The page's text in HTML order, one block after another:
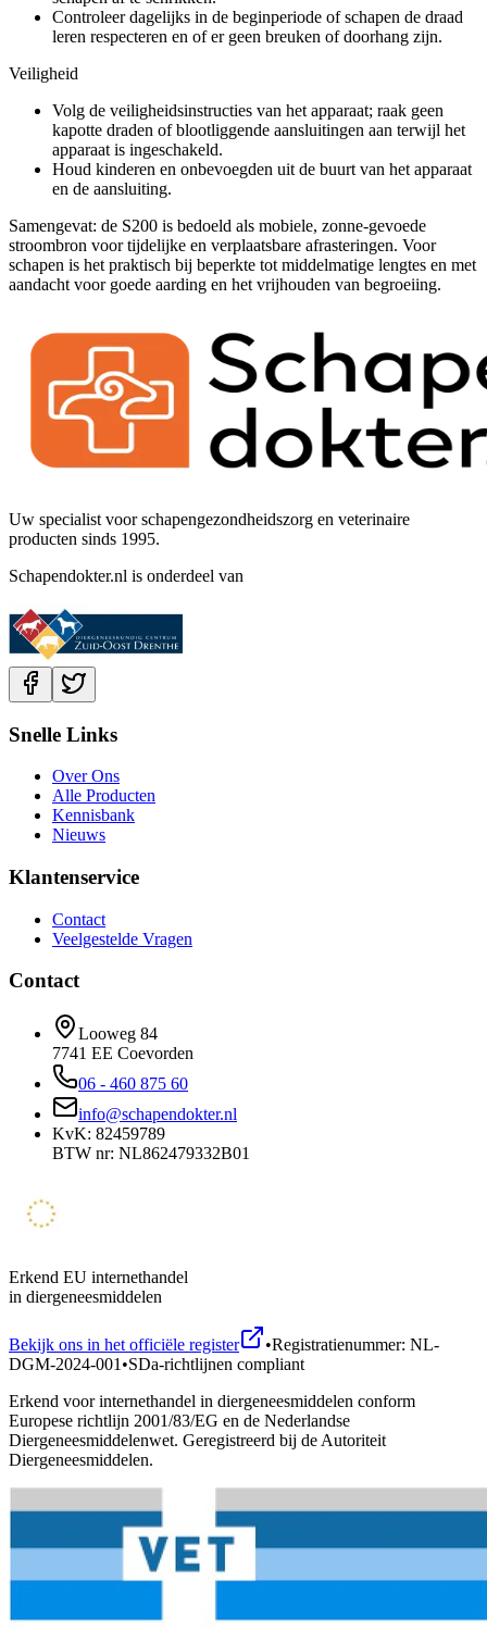
Controleer dagelijks in de beginperiode of schapen de draad
leren respecteren en of er geen breuken of doorhang zijn.
Veiligheid
Volg de veiligheidsinstructies van het apparaat; raak geen
kapotte draden of blootliggende aansluitingen aan terwijl het
apparaat is ingeschakeld.
Houd kinderen en onbevoegden uit de buurt van het apparaat
en de aansluiting.
Samengevat: de S200 is bedoeld als mobiele, zonne-gevoede
stroombron voor tijdelijke en verplaatsbare afrasteringen. Voor
schapen is het praktisch bij beperkte tot middelmatige lengtes en met
aandacht voor goede aarding en het vrijhouden van begroeiing.
Uw specialist voor schapengezondheidszorg en veterinaire
producten sinds 1995.
Schapendokter.nl is onderdeel van
Snelle Links
Over Ons
Alle Producten
Kennisbank
Nieuws
Klantenservice
Contact
Veelgestelde Vragen
Contact
Looweg 84
7741 EE Coevorden
06 - 460 875 60
info@schapendokter.nl
KvK: 82459789
BTW nr: NL862479332B01
Erkend EU internethandel
in diergeneesmiddelen
Bekijk ons in het officiële register •Registratienummer: NL-
DGM-2024-001 •SDa-richtlijnen compliant
Erkend voor internethandel in diergeneesmiddelen conform
Europese richtlijn 2001/83/EG en de Nederlandse
Diergeneesmiddelenwet. Geregistreerd bij de Autoriteit
Diergeneesmiddelen.